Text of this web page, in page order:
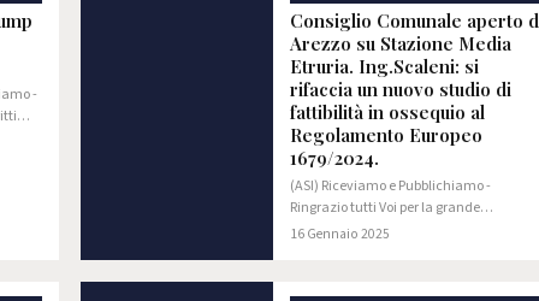
-
Consiglio Comunale aperto
Arezzo su Stazione Media
Etruria. Ing.Scaleni: si
rifaccia un nuovo studio di
fattibilità in ossequio al
Regolamento Europeo
1679/2024.
(ASI) Riceviamo e Pubblichiamo -
Ringrazio tutti Voi per la grande
occasione che mi viene concessa nel
decidere il…
16 Gennaio 2025